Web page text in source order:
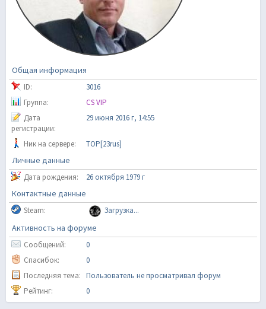
Общая информация
ID:
3016
Группа:
CS VIP
Дата
регистрации:
29 июня 2016 г, 14:55
Ник на сервере: TOP[23rus]
Личные данные
Дата рождения: 26 октября 1979 г
Контактные данные
Steam: Загрузка...
Активность на форуме
Сообщений:
0
Спасибок:
0
Последняя тема: Пользователь не просматривал форум
Рейтинг:
0